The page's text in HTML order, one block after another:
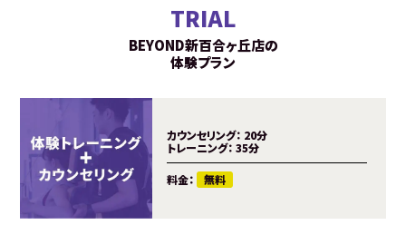
TRIAL
BEYOND新百合ヶ丘店の
体験プラン
カウンセリング： 20分
トレーニング： 35分
料金： 無料